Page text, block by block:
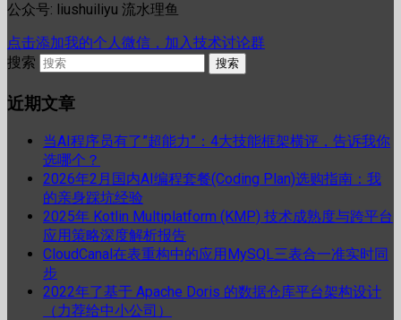
公众号: liushuiliyu 流水理鱼
点击添加我的个人微信，加入技术讨论群
搜索
近期文章
当AI程序员有了”超能力”：4大技能框架横评，告诉我你
选哪个？
2026年2月国内AI编程套餐(Coding Plan)选购指南：我
的亲身踩坑经验
2025年 Kotlin Multiplatform (KMP) 技术成熟度与跨平台
应用策略深度解析报告
CloudCanal在表重构中的应用MySQL三表合一准实时同
步
2022年了基于 Apache Doris 的数据仓库平台架构设计
（力荐给中小公司）